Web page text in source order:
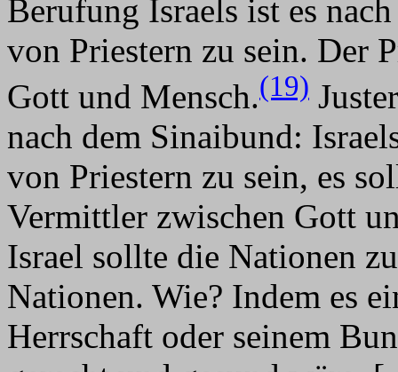
Berufung Israels ist es
von Priestern zu sein. Der
Gott und Mensch.(19)
nach dem Sinaibund:
von Priestern zu sein, es
Vermittler zwischen Gott
Israel sollte die Nationen
Nationen. Wie? Indem es
Herrschaft oder seinem